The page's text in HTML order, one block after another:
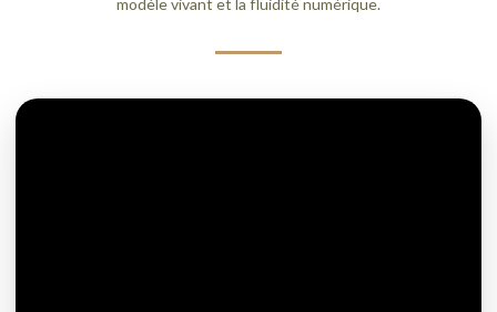
modèle vivant et la fluidité numérique.